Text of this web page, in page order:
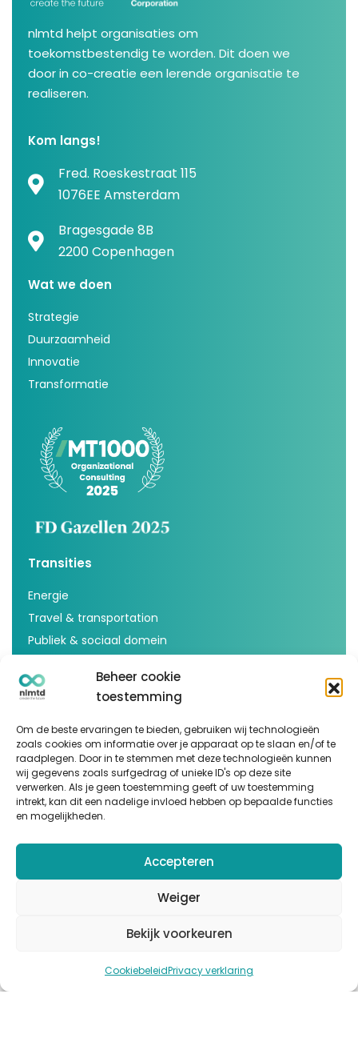
Beheer cookie
toestemming
Om de beste ervaringen te bieden, gebruiken wij technologieën
zoals cookies om informatie over je apparaat op te slaan en/of te
raadplegen. Door in te stemmen met deze technologieën kunnen
wij gegevens zoals surfgedrag of unieke ID's op deze site
verwerken. Als je geen toestemming geeft of uw toestemming
intrekt, kan dit een nadelige invloed hebben op bepaalde functies
en mogelijkheden.
Accepteren
Weiger
Bekijk voorkeuren
CookiebeleidPrivacy verklaring
nlmtd helpt organisaties om
toekomstbestendig te worden. Dit doen we
door in co-creatie een lerende organisatie te
realiseren.
Kom langs!
Fred. Roeskestraat 115
1076EE Amsterdam
Bragesgade 8B
2200 Copenhagen
Wat we doen
Strategie
Duurzaamheid
Innovatie
Transformatie
Transities
Energie
Travel & transportation
Publiek & sociaal domein
Inspiratie
Artikelen
Cases
Events
Podcast
nlmtd x
Volg ons
© Copyright 2025nlmtd–Webontwikkeling: